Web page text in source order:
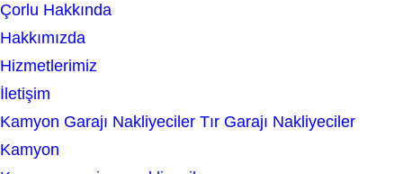
c
h
Çorlu Hakkında
Hakkımızda
Hizmetlerimiz
İletişim
Kamyon Garajı Nakliyeciler Tır Garajı Nakliyeciler
Kamyon